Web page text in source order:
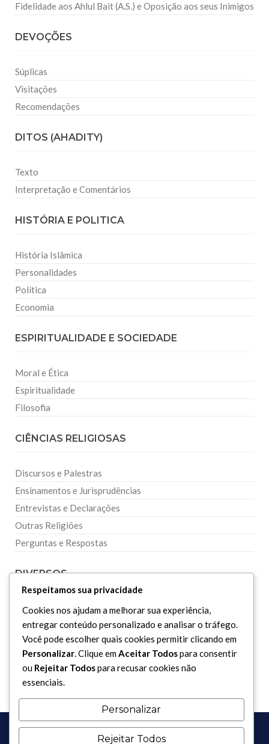
Fidelidade aos Ahlul Bait (A.S.) e Oposição aos seus Inimigos
DEVOÇÕES
Súplicas
Visitações
Recomendações
DITOS (AHADITY)
Texto
Interpretação e Comentários
HISTÓRIA E POLITICA
História Islâmica
Personalidades
Política
Economia
ESPIRITUALIDADE E SOCIEDADE
Moral e Ética
Espiritualidade
Filosofia
CIÊNCIAS RELIGIOSAS
Discursos e Palestras
Ensinamentos e Jurisprudências
Entrevistas e Declarações
Outras Religiões
Perguntas e Respostas
DIVERSOS
Curiosidades
Dicionário Islâmico
Downloads
Respeitamos sua privacidade
Cookies nos ajudam a melhorar sua experiência,
entregar conteúdo personalizado e analisar o tráfego.
Você pode escolher quais cookies permitir clicando em
Personalizar. Clique emAceitar Todospara consentir
ou Rejeitar Todospara recusar cookies não
essenciais.
Personalizar
Rejeitar Todos